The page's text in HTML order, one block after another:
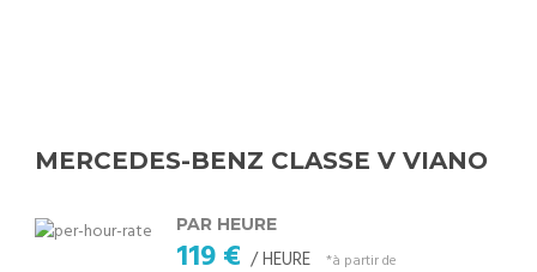
MERCEDES-BENZ CLASSE V VIANO
PAR HEURE
119 € / HEURE *à partir de